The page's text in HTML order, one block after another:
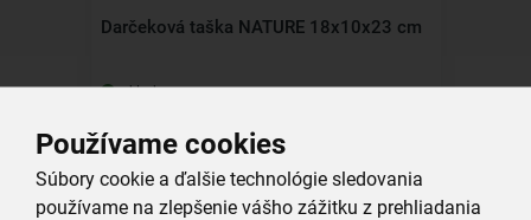
Používame cookies
Súbory cookie a ďalšie technológie sledovania
používame na zlepšenie vášho zážitku z prehliadania
Darčeková taška NATURE 18x10x23 cm
skladom
Vložiť do košíka